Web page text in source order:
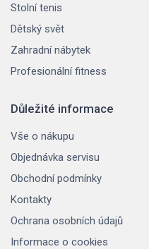
Stolní tenis
Dětský svět
Zahradní nábytek
Profesionální fitness
Důležité informace
Vše o nákupu
Objednávka servisu
Obchodní podmínky
Kontakty
Ochrana osobních údajů
Informace o cookies